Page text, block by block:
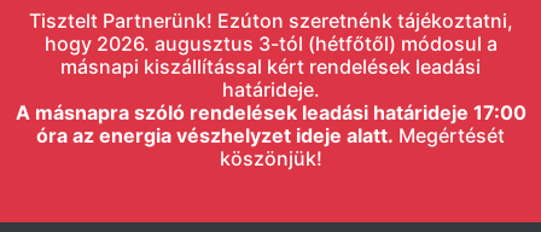
Tisztelt Partnerünk! Ezúton szeretnénk tájékoztatni,
hogy 2026. augusztus 3-tól (hétfőtől) módosul a
másnapi kiszállítással kért rendelések leadási
határideje.
A másnapra szóló rendelések leadási határideje 17:00
óra az energia vészhelyzet ideje alatt. Megértését
köszönjük!